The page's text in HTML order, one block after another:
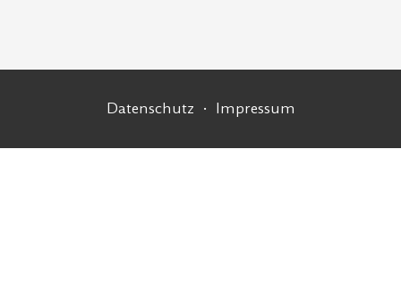
Fußzeilennavigation
Datenschutz Impressum